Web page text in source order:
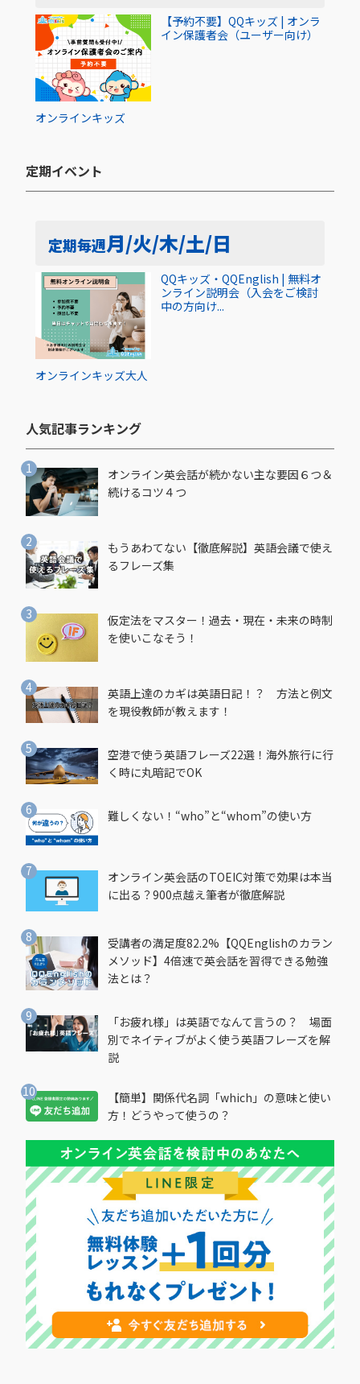
オンラインキッズ
【予約不要】QQキッズ | オンラ
イン保護者会（ユーザー向け）
定期イベント​
定期毎週月/火/木/土/日
オンラインキッズ大人
QQキッズ・QQEnglish | 無料オ
ンライン説明会（入会をご検討
中の方向け...
人気記事ランキング​
オンライン英会話が続かない主な要因６つ＆
続けるコツ４つ
もうあわてない【徹底解説】英語会議で使え
るフレーズ集
仮定法をマスター！過去・現在・未来の時制
を使いこなそう！
英語上達のカギは英語日記！？ 方法と例文
を現役教師が教えます！
空港で使う英語フレーズ22選！海外旅行に行
く時に丸暗記でOK
難しくない！“who”と“whom”の使い方
オンライン英会話のTOEIC対策で効果は本当
に出る？900点越え筆者が徹底解説
受講者の満足度82.2%【QQEnglishのカラン
メソッド】4倍速で英会話を習得できる勉強
法とは？
「お疲れ様」は英語でなんて言うの？ 場面
別でネイティブがよく使う英語フレーズを解
説
【簡単】関係代名詞「which」の意味と使い
方！どうやって使うの？